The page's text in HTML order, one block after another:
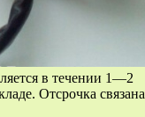
в течении 1—2
Отсрочка связана